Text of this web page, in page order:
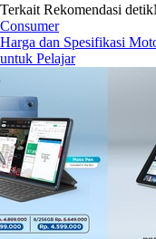
Terkait Rekomendasi
Consumer
Harga dan Spesifikasi
untuk Pelajar